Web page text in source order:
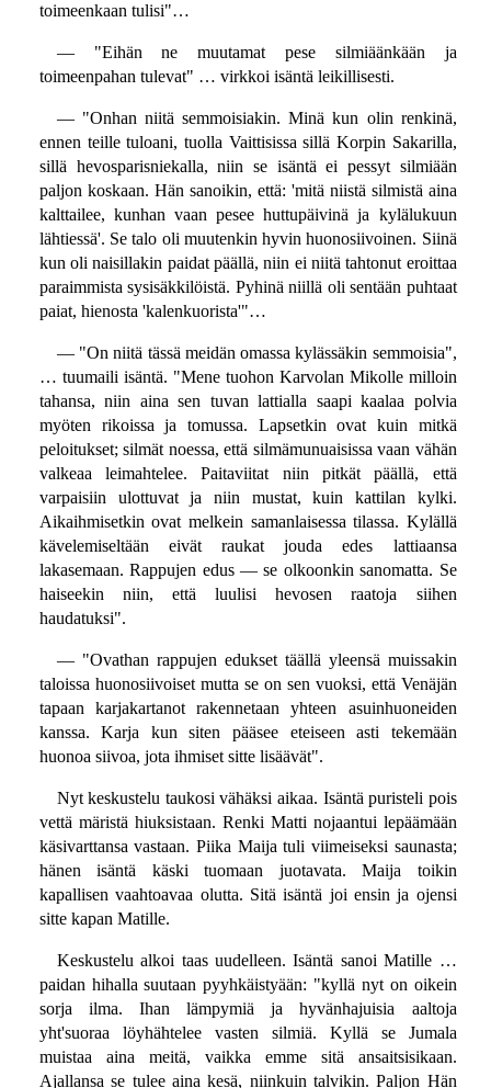
toimeenkaan tulisi"…
— "Eihän ne muutamat pese silmiäänkään ja
toimeenpahan tulevat" … virkkoi isäntä leikillisesti.
— "Onhan niitä semmoisiakin. Minä kun olin renkinä,
ennen teille tuloani, tuolla Vaittisissa sillä Korpin Sakarilla,
sillä hevosparisniekalla, niin se isäntä ei pessyt silmiään
paljon koskaan. Hän sanoikin, että: 'mitä niistä silmistä aina
kalttailee, kunhan vaan pesee huttupäivinä ja kylälukuun
lähtiessä'. Se talo oli muutenkin hyvin huonosiivoinen. Siinä
kun oli naisillakin paidat päällä, niin ei niitä tahtonut eroittaa
paraimmista sysisäkkilöistä. Pyhinä niillä oli sentään puhtaat
paiat, hienosta 'kalenkuorista'"…
— "On niitä tässä meidän omassa kylässäkin semmoisia",
… tuumaili isäntä. "Mene tuohon Karvolan Mikolle milloin
tahansa, niin aina sen tuvan lattialla saapi kaalaa polvia
myöten rikoissa ja tomussa. Lapsetkin ovat kuin mitkä
peloitukset; silmät noessa, että silmämunuaisissa vaan vähän
valkeaa leimahtelee. Paitaviitat niin pitkät päällä, että
varpaisiin ulottuvat ja niin mustat, kuin kattilan kylki.
Aikaihmisetkin ovat melkein samanlaisessa tilassa. Kylällä
kävelemiseltään eivät raukat jouda edes lattiaansa
lakasemaan. Rappujen edus — se olkoonkin sanomatta. Se
haiseekin niin, että luulisi hevosen raatoja siihen
haudatuksi".
— "Ovathan rappujen edukset täällä yleensä muissakin
taloissa huonosiivoiset mutta se on sen vuoksi, että Venäjän
tapaan karjakartanot rakennetaan yhteen asuinhuoneiden
kanssa. Karja kun siten pääsee eteiseen asti tekemään
huonoa siivoa, jota ihmiset sitte lisäävät".
Nyt keskustelu taukosi vähäksi aikaa. Isäntä puristeli pois
vettä märistä hiuksistaan. Renki Matti nojaantui lepäämään
käsivarttansa vastaan. Piika Maija tuli viimeiseksi saunasta;
hänen isäntä käski tuomaan juotavata. Maija toikin
kapallisen vaahtoavaa olutta. Sitä isäntä joi ensin ja ojensi
sitte kapan Matille.
Keskustelu alkoi taas uudelleen. Isäntä sanoi Matille …
paidan hihalla suutaan pyyhkäistyään: "kyllä nyt on oikein
sorja ilma. Ihan lämpymiä ja hyvänhajuisia aaltoja
yht'suoraa löyhähtelee vasten silmiä. Kyllä se Jumala
muistaa aina meitä, vaikka emme sitä ansaitsisikaan.
Ajallansa se tulee aina kesä, niinkuin talvikin. Paljon Hän